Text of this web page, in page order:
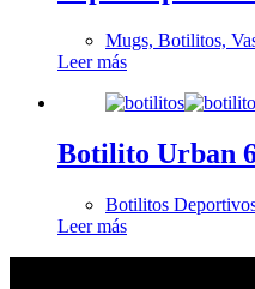
Mugs, Botilitos,
Leer más
Botilito Urban
Botilitos
Leer más